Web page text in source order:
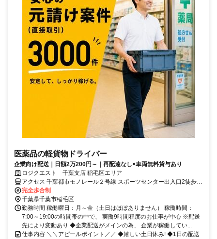
医薬品の軽貨物ドライバー
企業向け配送｜日額2万200円～｜再配達なし×車両無料貸与あり
ロジクエスト 千葉支店 稲毛区エリア
アクセス 千葉都市モノレール２号線 スポーツセンター出入口2徒歩約
16分、千葉都市モノレール２号線 穴川（千葉県）出入口3徒歩約16
分、千葉都市モノレール２号線 動物公園出入口2徒歩約25分
完全歩合制
千葉県千葉市稲毛区
勤務時間 稼働曜日：月～金（土日はほぼありません） 稼働時間：
7:00～19:00の時間帯の中で、 実働9時間程度のお仕事が中心 ※配送
先により変動あり ◆企業配送がメインの為、 企業が稼働してい...
仕事内容 ＼＼アピールポイント／／ ◆嬉しい土日休み! ◆1日の配送